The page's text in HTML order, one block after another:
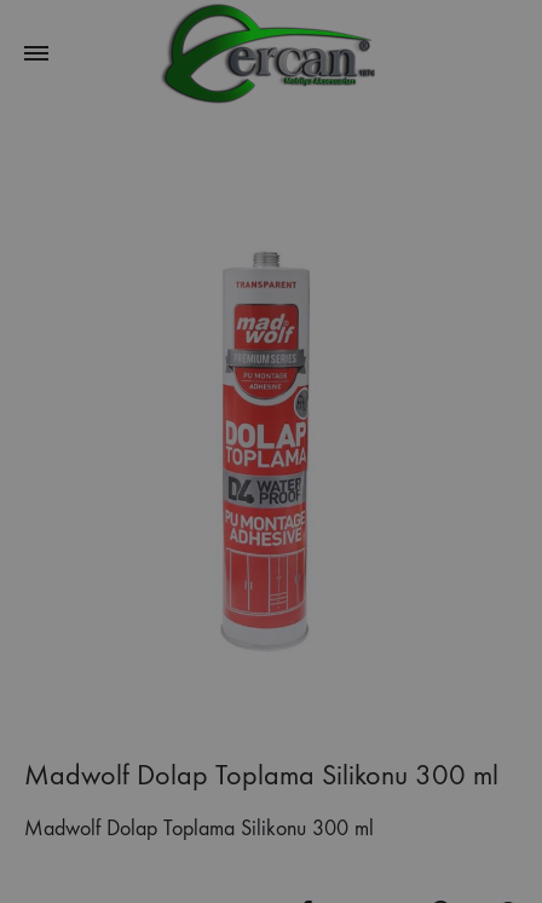
Madwolf Dolap Toplama Silikonu 300 ml
Madwolf Dolap Toplama Silikonu 300 ml